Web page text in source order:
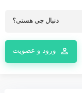
ورود و عضویت